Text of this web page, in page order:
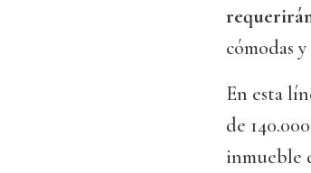
cómodas
En esta
de
inmueble